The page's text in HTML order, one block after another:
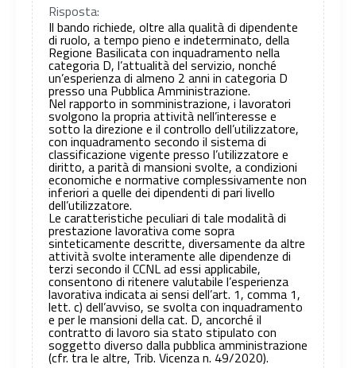
Risposta:
Il bando richiede, oltre alla qualità di dipendente
di ruolo, a tempo pieno e indeterminato, della
Regione Basilicata con inquadramento nella
categoria D, l’attualità del servizio, nonché
un’esperienza di almeno 2 anni in categoria D
presso una Pubblica Amministrazione.
Nel rapporto in somministrazione, i lavoratori
svolgono la propria attività nell’interesse e
sotto la direzione e il controllo dell’utilizzatore,
con inquadramento secondo il sistema di
classificazione vigente presso l’utilizzatore e
diritto, a parità di mansioni svolte, a condizioni
economiche e normative complessivamente non
inferiori a quelle dei dipendenti di pari livello
dell’utilizzatore.
Le caratteristiche peculiari di tale modalità di
prestazione lavorativa come sopra
sinteticamente descritte, diversamente da altre
attività svolte interamente alle dipendenze di
terzi secondo il CCNL ad essi applicabile,
consentono di ritenere valutabile l’esperienza
lavorativa indicata ai sensi dell’art. 1, comma 1,
lett. c) dell’avviso, se svolta con inquadramento
e per le mansioni della cat. D, ancorché il
contratto di lavoro sia stato stipulato con
soggetto diverso dalla pubblica amministrazione
(cfr. tra le altre, Trib. Vicenza n. 49/2020).